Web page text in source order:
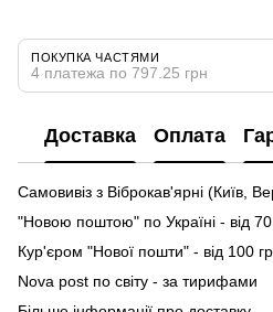
ПОКУПКА ЧАСТЯМИ
4 платежа по 797.25 грн
Доставка Оплата
Самовивіз з Віброкав'ярні (Київ,
"Новою поштою" по Україні - від 70
Кур'єром "Нової пошти" - від 100
Nova post по світу - за тирифами